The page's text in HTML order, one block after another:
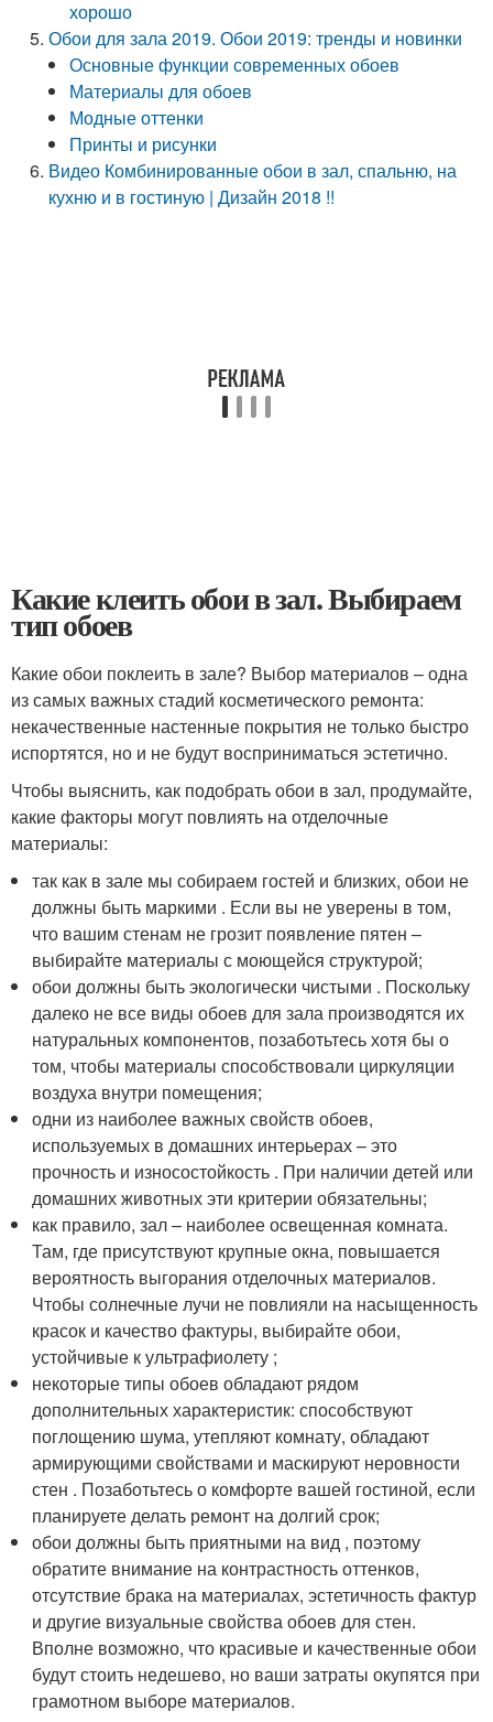
хорошо
Обои для зала 2019. Обои 2019: тренды и новинки
Основные функции современных обоев
Материалы для обоев
Модные оттенки
Принты и рисунки
Видео Комбинированные обои в зал, спальню, на
кухню и в гостиную | Дизайн 2018 !!
Какие клеить обои в зал. Выбираем
тип обоев
Какие обои поклеить в зале? Выбор материалов – одна
из самых важных стадий косметического ремонта:
некачественные настенные покрытия не только быстро
испортятся, но и не будут восприниматься эстетично.
Чтобы выяснить, как подобрать обои в зал, продумайте,
какие факторы могут повлиять на отделочные
материалы:
так как в зале мы собираем гостей и близких, обои не
должны быть маркими . Если вы не уверены в том,
что вашим стенам не грозит появление пятен –
выбирайте материалы с моющейся структурой;
обои должны быть экологически чистыми . Поскольку
далеко не все виды обоев для зала производятся их
натуральных компонентов, позаботьтесь хотя бы о
том, чтобы материалы способствовали циркуляции
воздуха внутри помещения;
одни из наиболее важных свойств обоев,
используемых в домашних интерьерах – это
прочность и износостойкость . При наличии детей или
домашних животных эти критерии обязательны;
как правило, зал – наиболее освещенная комната.
Там, где присутствуют крупные окна, повышается
вероятность выгорания отделочных материалов.
Чтобы солнечные лучи не повлияли на насыщенность
красок и качество фактуры, выбирайте обои,
устойчивые к ультрафиолету ;
некоторые типы обоев обладают рядом
дополнительных характеристик: способствуют
поглощению шума, утепляют комнату, обладают
армирующими свойствами и маскируют неровности
стен . Позаботьтесь о комфорте вашей гостиной, если
планируете делать ремонт на долгий срок;
обои должны быть приятными на вид , поэтому
обратите внимание на контрастность оттенков,
отсутствие брака на материалах, эстетичность фактур
и другие визуальные свойства обоев для стен.
Вполне возможно, что красивые и качественные обои
будут стоить недешево, но ваши затраты окупятся при
грамотном выборе материалов.